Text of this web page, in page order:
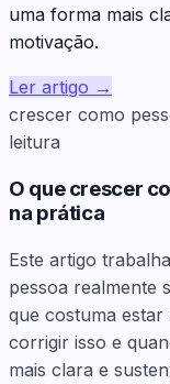
uma forma mais
motivação.
Ler artigo →
crescer como
leitura
O que crescer
na prática
Este artigo
pessoa realmente
que costuma
corrigir isso e
mais clara e